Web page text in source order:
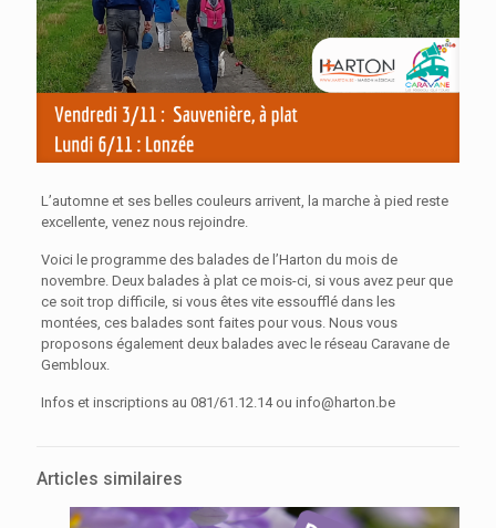
L’automne et ses belles couleurs arrivent, la marche à pied reste
excellente, venez nous rejoindre.
Voici le programme des balades de l’Harton du mois de
novembre. Deux balades à plat ce mois-ci, si vous avez peur que
ce soit trop difficile, si vous êtes vite essoufflé dans les
montées, ces balades sont faites pour vous. Nous vous
proposons également deux balades avec le réseau Caravane de
Gembloux.
Infos et inscriptions au 081/61.12.14 ou info@harton.be
Articles similaires